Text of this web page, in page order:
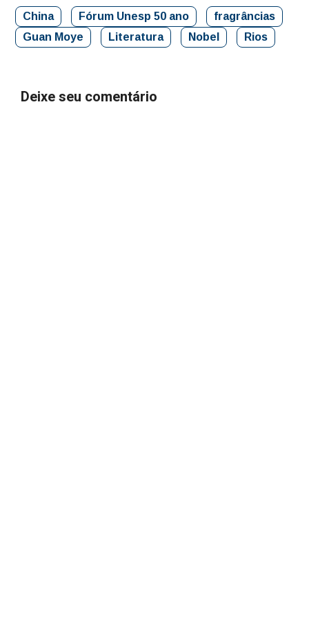
China Fórum Unesp 50 ano
fragrâncias
Guan Moye
Literatura Nobel Rios
Deixe seu comentário